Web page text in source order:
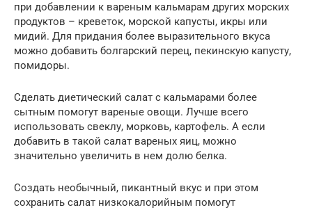
при добавлении к вареным кальмарам других морских
продуктов – креветок, морской капусты, икры или
мидий. Для придания более выразительного вкуса
можно добавить болгарский перец, пекинскую капусту,
помидоры.
Сделать диетический салат с кальмарами более
сытным помогут вареные овощи. Лучше всего
использовать свеклу, морковь, картофель. А если
добавить в такой салат вареных яиц, можно
значительно увеличить в нем долю белка.
Создать необычный, пикантный вкус и при этом
сохранить салат низкокалорийным помогут